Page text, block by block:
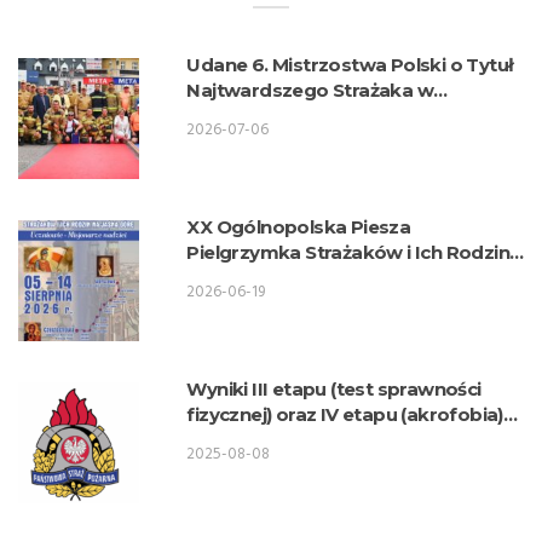
Udane 6. Mistrzostwa Polski o Tytuł
Najtwardszego Strażaka w
2026-07-06
XX Ogólnopolska Piesza
Pielgrzymka Strażaków i Ich Rodzin
2026-06-19
Wyniki III etapu (test sprawności
fizycznej) oraz IV etapu (akrofobia)
przyjęcie do służby w KW PSP Lublin
2025-08-08